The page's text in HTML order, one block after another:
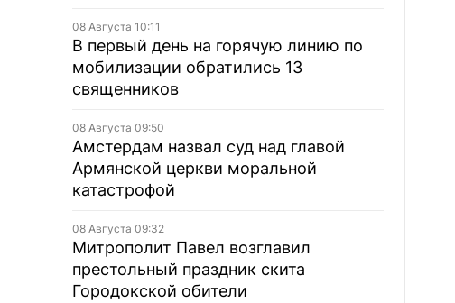
08 Августа 10:11
В первый день на горячую линию по
мобилизации обратились 13
священников
08 Августа 09:50
Амстердам назвал суд над главой
Армянской церкви моральной
катастрофой
08 Августа 09:32
Митрополит Павел возглавил
престольный праздник скита
Городокской обители